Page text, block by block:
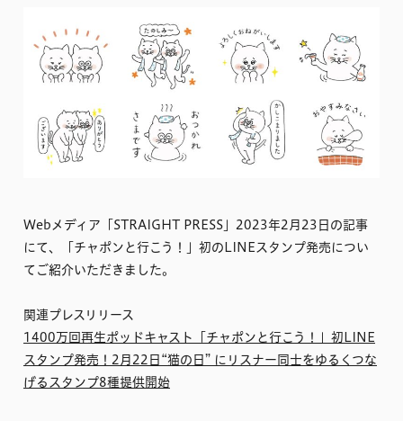
Webメディア「STRAIGHT PRESS」2023年2月23日の記事
にて、「チャポンと行こう！」初のLINEスタンプ発売につい
てご紹介いただきました。
関連プレスリリース
1400万回再生ポッドキャスト「チャポンと行こう！」初LINE
スタンプ発売！2月22日“猫の日” にリスナー同士をゆるくつな
げるスタンプ8種提供開始